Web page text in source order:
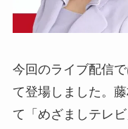
今回のライブ配信
て登場しました。
て「めざましテレ